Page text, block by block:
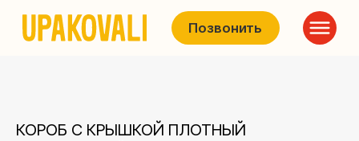
Позвонить
КОРОБ С КРЫШКОЙ ПЛОТНЫЙ